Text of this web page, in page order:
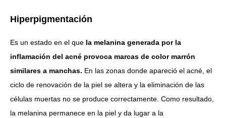
Hiperpigmentación
Es un estado en el que la melanina generada por la
inflamación del acné provoca marcas de color marrón
similares a manchas. En las zonas donde apareció el acné, el
ciclo de renovación de la piel se altera y la eliminación de las
células muertas no se produce correctamente. Como resultado,
la melanina permanece en la piel y da lugar a la